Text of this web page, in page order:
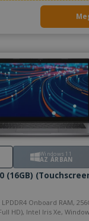
Windows 11
AZ ÁRBAN
(33,8 cm), 1920 x 1080